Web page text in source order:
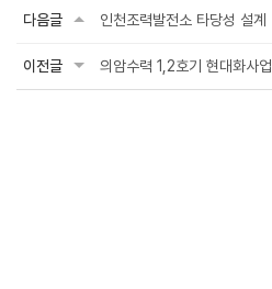
다음글 인천조력발전소 타당성 설계
이전글 의암수력 1,2호기 현대화사업